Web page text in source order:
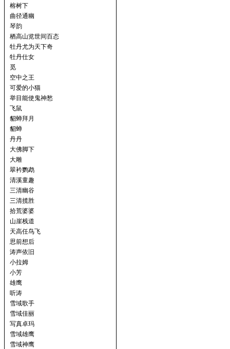
榕树下
曲径通幽
琴韵
栖高山览世间百态
牡丹尤为天下奇
牡丹仕女
觅
空中之王
可爱的小猫
举目能使鬼神愁
飞鼠
貂蝉拜月
貂蝉
丹丹
大佛脚下
大雕
翠衿鹦鹉
清溪童趣
三清幽谷
三清揽胜
拾荒婆婆
山崖栈道
天高任鸟飞
思前想后
涛声依旧
小拉姆
小芳
雄鹰
听涛
雪域歌手
雪域佳丽
写真卓玛
雪域雄鹰
雪域神鹰